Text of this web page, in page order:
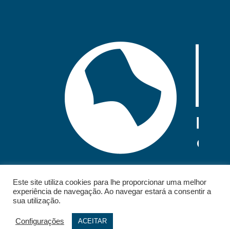
© 2026 - IELT. All rights reserved.
Este site utiliza cookies para lhe proporcionar uma melhor
experiência de navegação. Ao navegar estará a consentir a
sua utilização.
Configurações ACEITAR